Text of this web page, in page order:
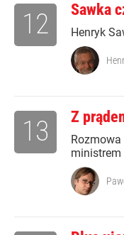
Sawka
Henryk
12
Z
ministrem
13